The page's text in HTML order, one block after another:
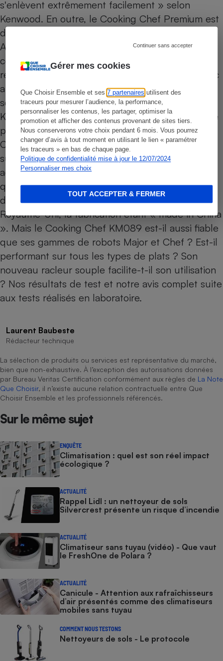
Gérer mes cookies
Que Choisir Ensemble et ses7 partenaires utilisent des
traceurs pour mesurer l’audience, la performance,
personnaliser les contenus, les partager, optimiser la
promotion et afficher des contenus provenant de sites tiers.
Nous conserverons votre choix pendant 6 mois. Vous pourrez
changer d’avis à tout moment en utilisant le lien « paramétrer
les traceurs » en bas de chaque page.
Politique de confidentialité mise à jour le 12/07/2024
Personnaliser mes choix
Continuer sans accepter
TOUT ACCEPTER & FERMER
s'enlèvent extrêmement facilement » selon
Kenwood. En outre, le Cooking Chef Premium est
désormais livré de série avec le blender en verre
AT358 et le bol multifonction AT647 doté d’un
couteau et de 6 disques pour râper, émincer et
réaliser des juliennes de légumes. Son prix public
a également évolué et atteint désormais 1 290 €,
soit 200 € d’augmentation par rapport au
KM069. Mais sa durée de garantie a aussi évolué
pour atteindre 3 ans. Pour le reste, le Cooking
Chef Premium garde une base de robot pâtissier
sur lequel peuvent s’adapter de nombreux
accessoires optionnels. Kenwood met en avant la
qualité de ses « Kitchen Machine » au travers
d’une conception et d’un développement au
Royaume-Uni, la fabrication étant « made in China
». Mais le Cooking Chef KM089 est-il aussi fiable
que ses gammes de robots Major et Chef ? Est-il
performant sur tous les types de plats ? Son
nouveau racleur souple facilite-t-il son utilisation
? Nos résultats de test et notre avis complet suite
aux tests réalisés en laboratoire.
Laurent Baubeste
Rédacteur technique
La sélection de produits ou services est représentative du marché,
bien que non-exhaustive. À l’exception des autorisations données
par Bureau Veritas Certification conformément aux règles de La Note
Que Choisir, il n’existe aucune relation contractuelle entre Que
Choisir Ensemble et les professionnels référencés.
Sur le même sujet
ENQUÊTE
Climatisation : quel est son réel impact
écologique ?
ACTUALITÉ
Rappel Lidl : un nettoyeur de sols
Silvercrest présente un risque d’incendie
ACTUALITÉ
Climatiseur sans tuyau (vidéo) - Que vaut
le FreshOne de Polara ?
ACTUALITÉ
Canicule - Attention aux rafraîchisseurs
d’air présentés comme des climatiseurs
mobiles sans tuyau
COMMENT NOUS TESTONS
Nettoyeurs de sols - Le protocole